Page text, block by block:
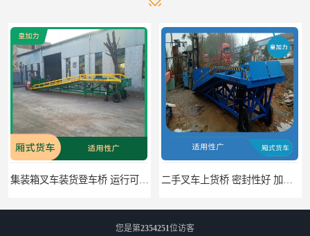
集装箱叉车装货登车桥 运行可靠 节省空间 二手叉车上货桥 密封性好 加快物料流通速度
您是第2354251位访客